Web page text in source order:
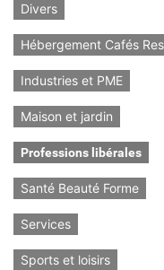
Divers
Hébergement Cafés
Industries et PME
Maison et jardin
Professions libérales
Santé Beauté Forme
Services
Sports et loisirs